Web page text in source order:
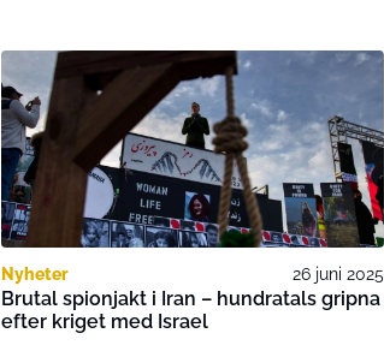
Nyheter 26 juni 2025
Brutal spionjakt i Iran – hundratals gripna
efter kriget med Israel